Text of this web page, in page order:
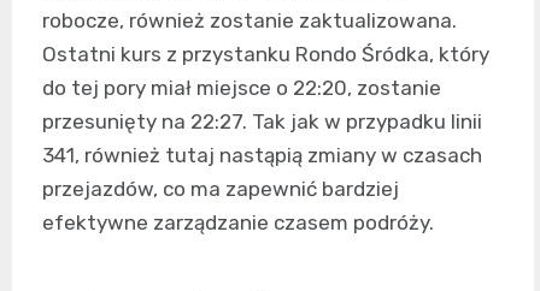
robocze, również zostanie zaktualizowana.
Ostatni kurs z przystanku Rondo Śródka, który
do tej pory miał miejsce o 22:20, zostanie
przesunięty na 22:27. Tak jak w przypadku linii
341, również tutaj nastąpią zmiany w czasach
przejazdów, co ma zapewnić bardziej
efektywne zarządzanie czasem podróży.